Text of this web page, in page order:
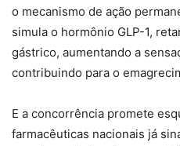
o mecanismo de ação
simula o hormônio GLP-1,
gástrico, aumentando a
contribuindo para o
E a concorrência promete
farmacêuticas nacionais já